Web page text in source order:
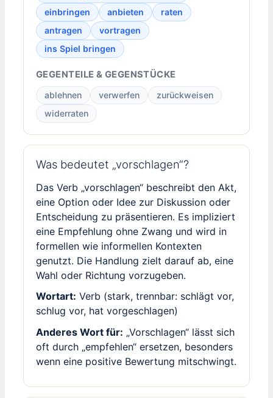
einbringen
anbieten
raten
antragen
vortragen
ins Spiel bringen
GEGENTEILE & GEGENSTÜCKE
ablehnen verwerfen
zurückweisen
widerraten
Was bedeutet „vorschlagen“?
Das Verb „vorschlagen“ beschreibt den Akt,
eine Option oder Idee zur Diskussion oder
Entscheidung zu präsentieren. Es impliziert
eine Empfehlung ohne Zwang und wird in
formellen wie informellen Kontexten
genutzt. Die Handlung zielt darauf ab, eine
Wahl oder Richtung vorzugeben.
Wortart: Verb (stark, trennbar: schlägt vor,
schlug vor, hat vorgeschlagen)
Anderes Wort für: „Vorschlagen“ lässt sich
oft durch „empfehlen“ ersetzen, besonders
wenn eine positive Bewertung mitschwingt.